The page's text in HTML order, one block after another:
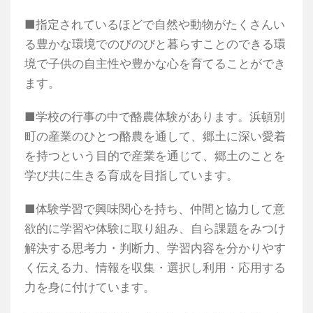
■指定されているほどで自然や動物がたくさんい
る豊かな環境でのびのびと暮らすことのできる環
境で子供の自主性や豊かな心を育てることができ
ます。
■学校の行事の中で酪農体験があります。浜頓別
町の産業のひとつ酪農を通して、郷土に深い愛着
を持つという目的で産業を通じて、郷土のことを
学び共に生きる育成を目指しています。
■体験学習で興味関心を持ち、仲間と協力して意
欲的に学習や体験に取り組み、自ら課題をみつけ
解決する思考力・判断力、学習内容を分かりやす
く伝える力、情報を収集・選択し利用・応用する
力を身に付けています。